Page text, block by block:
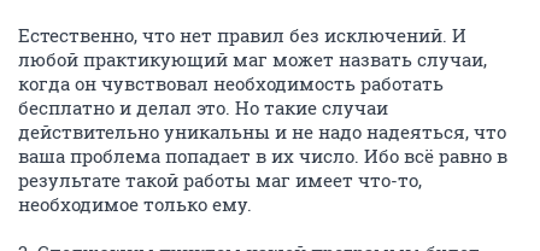
Естественно, что нет правил без исключений. И
любой практикующий маг может назвать случаи,
когда он чувствовал необходимость работать
бесплатно и делал это. Но такие случаи
действительно уникальны и не надо надеяться, что
ваша проблема попадает в их число. Ибо всё равно в
результате такой работы маг имеет что-то,
необходимое только ему.